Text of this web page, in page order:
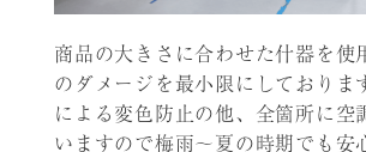
商品の大きさに合わせた什器を使
のダメージを最小限にしておりま
による変色防止の他、全箇所に空
いますので梅雨～夏の時期でも安